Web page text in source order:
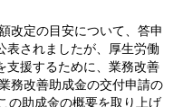
改定の目安について、答申
表されましたが、厚生労働
支援するために、業務改善
務改善助成金の交付申請の
の助成金の概要を取り上げ